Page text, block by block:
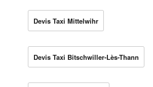
Devis Taxi Mittelwihr
Devis Taxi Bitschwiller-Lès-Thann